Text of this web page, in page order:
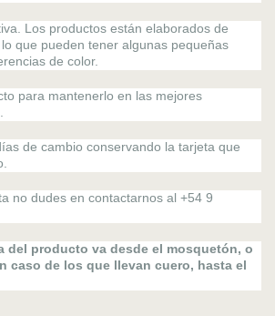
Los productos están elaborados de
que pueden tener algunas pequeñas
de color.
para mantenerlo en las mejores
de cambio conservando la tarjeta que
no dudes en contactarnos al +54 9
del producto va desde el mosquetón, o
caso de los que llevan cuero, hasta el